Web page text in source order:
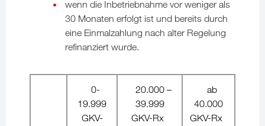
wenn die Inbetriebnahme vor weniger als
30 Monaten erfolgt ist und bereits durch
eine Einmalzahlung nach alter Regelung
refinanziert wurde.
0-
19.999
GKV-
20.000 –
39.999
GKV-Rx
ab
40.000
GKV-Rx